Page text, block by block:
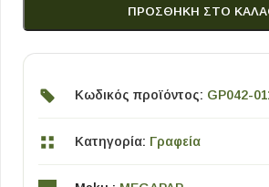
ΠΡΟΣΘΉΚΗ ΣΤΟ
Κωδικός προϊόντος: GP042-
Κατηγορία: Γραφεία